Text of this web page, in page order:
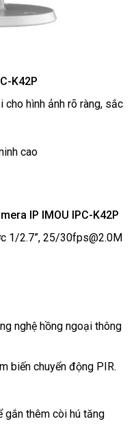
K42P
cho hình ảnh rõ ràng, sắc
cao
IP IMOU IPC-K42P
1/2.7”, 25/30fps@2.0M
nghệ hồng ngoại thông
biến chuyển động PIR.
gắn thêm còi hú tăng